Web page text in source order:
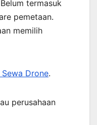
termasuk
pemetaan.
memilih
Drone.
perusahaan